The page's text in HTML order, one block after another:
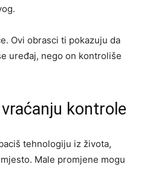
Ovi obrasci ti pokazuju da
uređaj, nego on kontroliše
kontrole
tehnologiju iz života,
Male promjene mogu